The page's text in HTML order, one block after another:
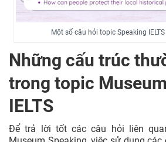
Một số câu hỏi topic Speaking
Những cấu trúc
trong topic
IELTS
Để trả lời tốt các câu hỏi liên